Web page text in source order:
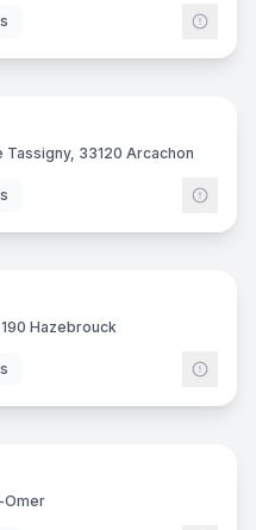
7
Tassigny, 33120 Arcachon
10
Hazebrouck
7
Omer